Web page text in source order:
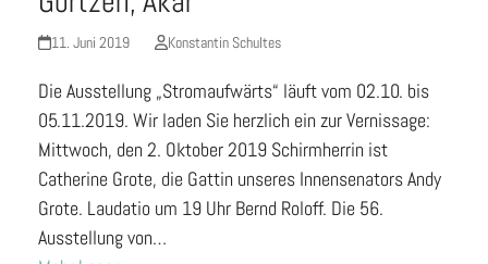
11. Juni 2019 Konstantin Schultes
Die Ausstellung „Stromaufwärts“ läuft vom 02.10. bis
05.11.2019. Wir laden Sie herzlich ein zur Vernissage:
Mittwoch, den 2. Oktober 2019 Schirmherrin ist
Catherine Grote, die Gattin unseres Innensenators Andy
Grote. Laudatio um 19 Uhr Bernd Roloff. Die 56.
Ausstellung von…